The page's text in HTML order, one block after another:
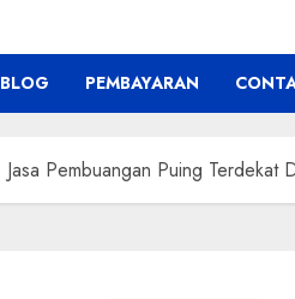
BLOG PEMBAYARAN
Jasa Pembuangan Puing Terdekat